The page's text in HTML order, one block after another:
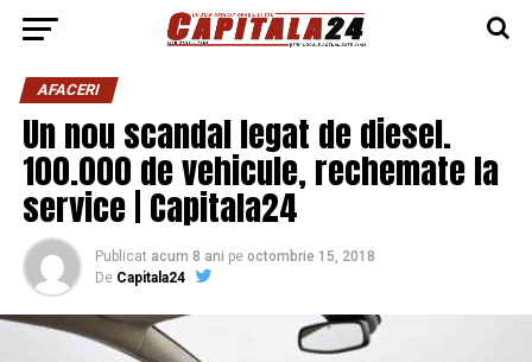
AFACERI
Un nou scandal legat de diesel.
100.000 de vehicule, rechemate la
service | Capitala24
Publicat acum 8 ani pe octombrie 15, 2018
De Capitala24